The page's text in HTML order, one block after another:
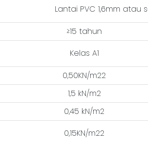
Lantai PVC 1,6mm atau
≥15 tahun
Kelas A1
0,50KN/m22
1,5 kN/m2
0,45 kN/m2
0,15KN/m22